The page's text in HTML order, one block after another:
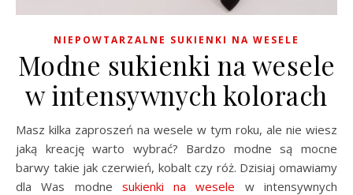
NIEPOWTARZALNE SUKIENKI NA WESELE
Modne sukienki na wesele
w intensywnych kolorach
Masz kilka zaproszeń na wesele w tym roku, ale nie wiesz
jaką kreację warto wybrać? Bardzo modne są mocne
barwy takie jak czerwień, kobalt czy róż. Dzisiaj omawiamy
dla Was modne sukienki na wesele w intensywnych